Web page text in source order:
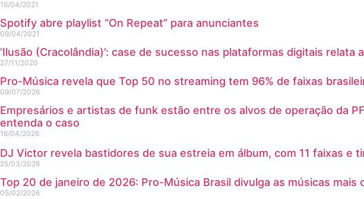
16/04/2021
Spotify abre playlist “On Repeat” para anunciantes
09/04/2021
‘Ilusão (Cracolândia)’: case de sucesso nas plataformas digitais
27/11/2020
Pro-Música revela que Top 50 no streaming tem 96% de faixas
09/07/2026
Empresários e artistas de funk estão entre os alvos de operação da
entenda o caso
16/04/2026
DJ Victor revela bastidores de sua estreia em álbum, com 11 faixas e
25/03/2026
Top 20 de janeiro de 2026: Pro-Música Brasil divulga as músicas mais
05/02/2026